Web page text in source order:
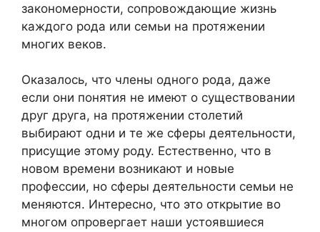
закономерности, сопровождающие жизнь
каждого рода или семьи на протяжении
многих веков.
Оказалось, что члены одного рода, даже
если они понятия не имеют о существовании
друг друга, на протяжении столетий
выбирают одни и те же сферы деятельности,
присущие этому роду. Естественно, что в
новом времени возникают и новые
профессии, но сферы деятельности семьи не
меняются. Интересно, что это открытие во
многом опровергает наши устоявшиеся